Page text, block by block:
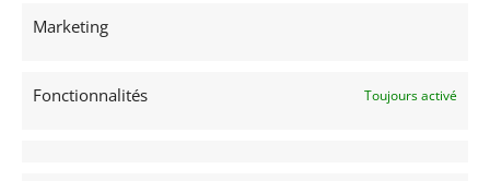
Marketing
Fonctionnalités Toujours activé
9
L'ISLE JOURDAIN (FRANCE)